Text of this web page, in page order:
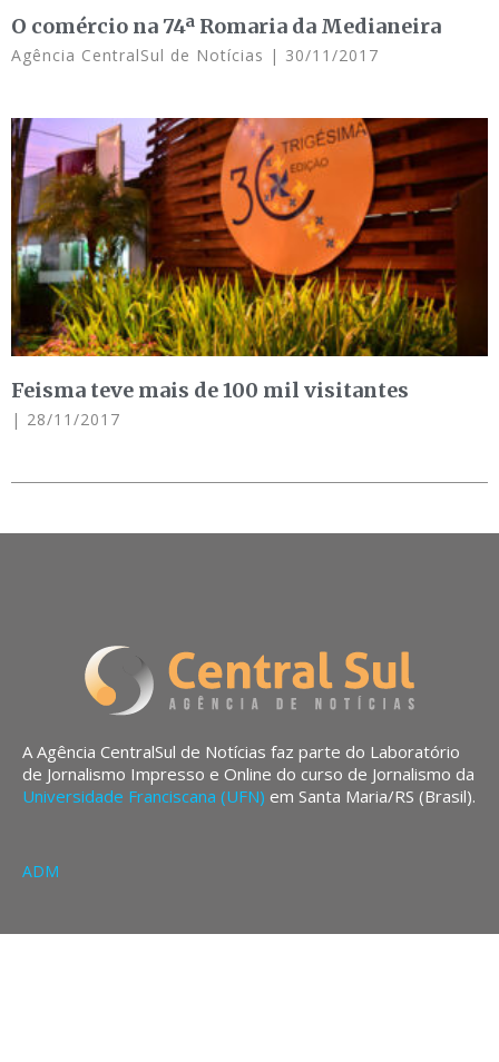
O comércio na 74ª Romaria da Medianeira
Agência CentralSul de Notícias 30/11/2017
Feisma teve mais de 100 mil visitantes
28/11/2017
A Agência CentralSul de Notícias faz parte do Laboratório
de Jornalismo Impresso e Online do curso de Jornalismo da
Universidade Franciscana (UFN) em Santa Maria/RS (Brasil).
ADM